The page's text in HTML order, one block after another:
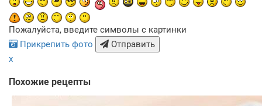
Пожалуйста, введите символы с картинки
Прикрепить фото
Отправить
x
Похожие рецепты